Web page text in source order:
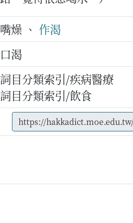
嘴燥 、 作渴
口渴
詞目分類索引/疾病醫療
詞目分類索引/飲食